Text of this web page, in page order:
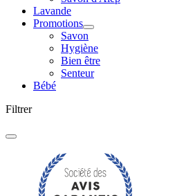
Lavande
Promotions
Savon
Hygiène
Bien être
Senteur
Bébé
Filtrer